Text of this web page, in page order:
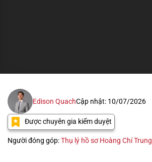
Edison QuachCập nhật: 10/07/2026
Được chuyên gia kiểm duyệt
Người đóng góp:Thụ lý hồ sơ Hoàng Chí Trung